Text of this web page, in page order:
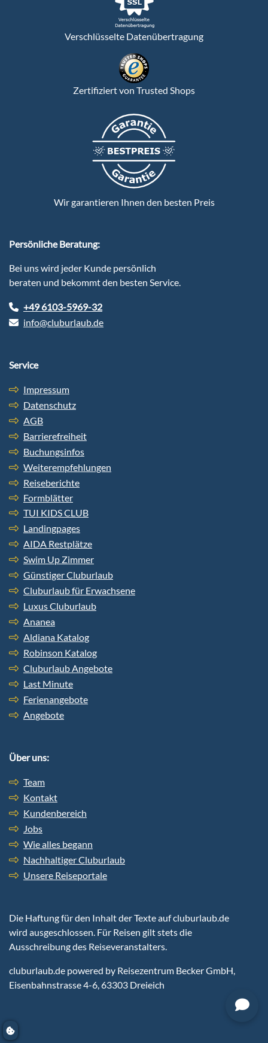
Verschlüsselte Datenübertragung
Zertifiziert von Trusted Shops
Wir garantieren Ihnen den besten Preis
Persönliche Beratung:
Bei uns wird jeder Kunde persönlich
beraten und bekommt den besten Service.
+49 6103-5969-32
info@cluburlaub.de
Service
Impressum
Datenschutz
AGB
Barrierefreiheit
Buchungsinfos
Weiterempfehlungen
Reiseberichte
Formblätter
TUI KIDS CLUB
Landingpages
AIDA Restplätze
Swim Up Zimmer
Günstiger Cluburlaub
Cluburlaub für Erwachsene
Luxus Cluburlaub
Ananea
Aldiana Katalog
Robinson Katalog
Cluburlaub Angebote
Last Minute
Ferienangebote
Angebote
Über uns:
Team
Kontakt
Kundenbereich
Jobs
Wie alles begann
Nachhaltiger Cluburlaub
Unsere Reiseportale
Die Haftung für den Inhalt der Texte auf cluburlaub.de
wird ausgeschlossen. Für Reisen gilt stets die
Ausschreibung des Reiseveranstalters.
cluburlaub.de powered by Reisezentrum Becker GmbH,
Eisenbahnstrasse 4-6, 63303 Dreieich